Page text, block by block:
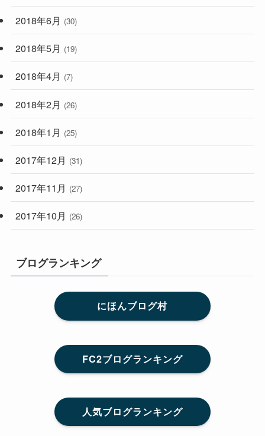
2018年6月 (30)
2018年5月 (19)
2018年4月 (7)
2018年2月 (26)
2018年1月 (25)
2017年12月 (31)
2017年11月 (27)
2017年10月 (26)
ブログランキング
にほんブログ村
FC2ブログランキング
人気ブログランキング